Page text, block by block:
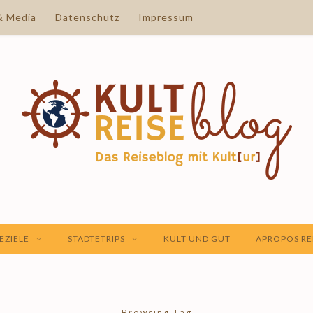
Media Datenschutz Impressum
STÄDTETRIPS KULT UND GUT APROPOS